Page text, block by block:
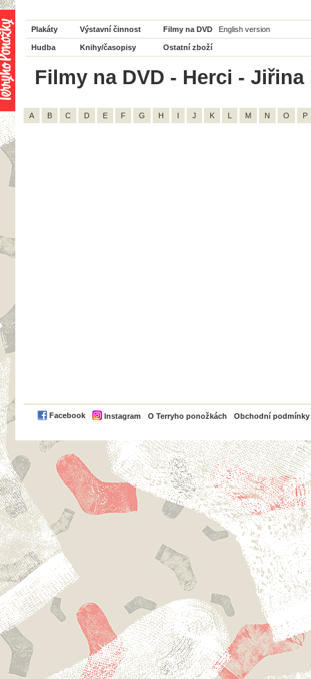
Plakáty Výstavní činnost Filmy na DVD English version
Hudba Knihy/časopisy Ostatní zboží
Filmy na DVD - Herci -
A B C D E F G H I J K L M N O P
Facebook Instagram O Terryho ponožkách Obchodní podmínky
PayPal